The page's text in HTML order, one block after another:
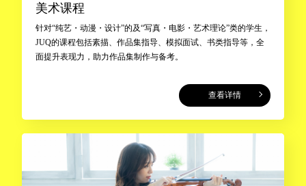
美术课程
针对“纯艺・动漫・设计”的及“写真・电影・艺术理论”类的学生，
JUQ的课程包括素描、作品集指导、模拟面试、书类指导等，全
面提升表现力，助力作品集制作与备考。
查看详情